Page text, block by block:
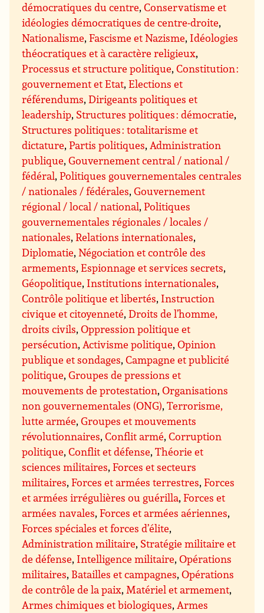
démocratiques du centre,Conservatisme et
idéologies démocratiques de centre-droite,
Nationalisme,Fascisme et Nazisme, Idéologies
théocratiques et à caractère religieux,
Processus et structure politique,Constitution :
gouvernement et Etat,Elections et
référendums,Dirigeants politiques et
leadership, Structures politiques : démocratie,
Structures politiques : totalitarisme et
dictature,Partis politiques,Administration
publique,Gouvernement central / national /
fédéral,Politiques gouvernementales centrales
/ nationales / fédérales,Gouvernement
régional / local / national,Politiques
gouvernementales régionales / locales /
nationales,Relations internationales,
Diplomatie,Négociation et contrôle des
armements,Espionnage et services secrets,
Géopolitique, Institutions internationales,
Contrôle politique et libertés, Instruction
civique et citoyenneté,Droits de l’homme,
droits civils,Oppression politique et
persécution,Activisme politique,Opinion
publique et sondages,Campagne et publicité
politique,Groupes de pressions et
mouvements de protestation,Organisations
non gouvernementales (ONG),Terrorisme,
lutte armée,Groupes et mouvements
révolutionnaires,Conflit armé,Corruption
politique,Conflit et défense,Théorie et
sciences militaires,Forces et secteurs
militaires,Forces et armées terrestres,Forces
et armées irrégulières ou guérilla,Forces et
armées navales,Forces et armées aériennes,
Forces spéciales et forces d’élite,
Administration militaire, Stratégie militaire et
de défense, Intelligence militaire,Opérations
militaires, Batailles et campagnes,Opérations
de contrôle de la paix,Matériel et armement,
Armes chimiques et biologiques,Armes